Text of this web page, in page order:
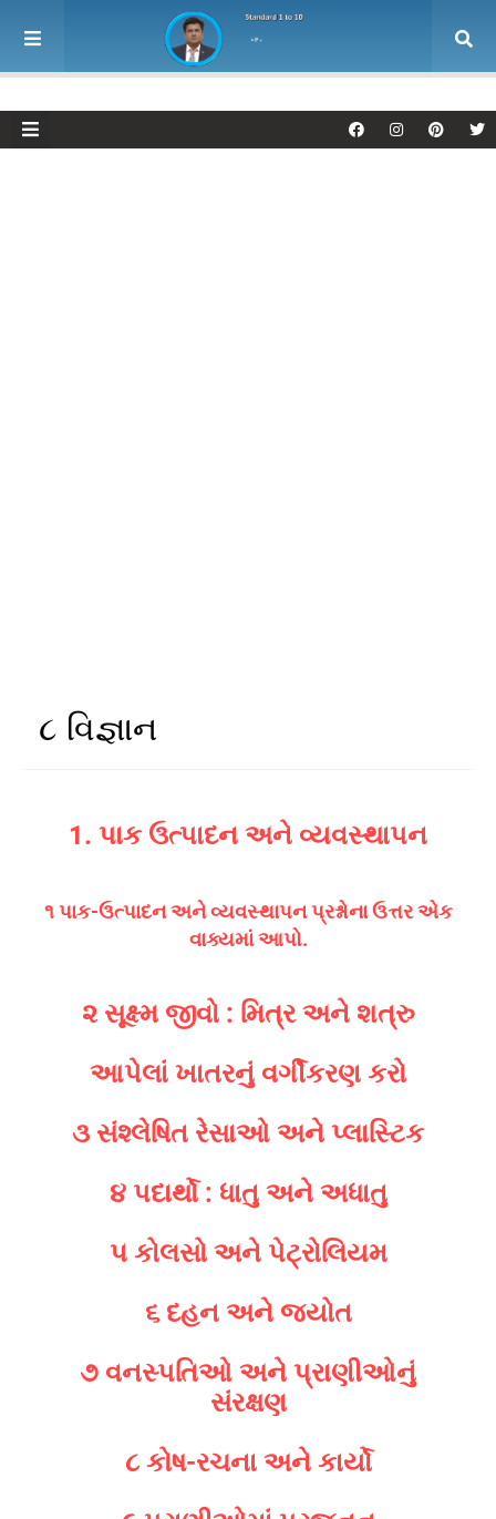
૮ વિજ્ઞાન
1. પાક ઉત્પાદન અને વ્યવસ્થાપન
૧ પાક-ઉત્પાદન અને વ્યવસ્થાપન પ્રશ્નોના ઉત્તર એક
વાક્યમાં આપો.
૨ સૂક્ષ્મ જીવો : મિત્ર અને શત્રુ
આપેલાં ખાતરનું વર્ગીકરણ કરો
૩ સંશ્લેષિત રેસાઓ અને પ્લાસ્ટિક
૪ પદાર્થો : ધાતુ અને અધાતુ
૫ કોલસો અને પેટ્રોલિયમ
૬ દહન અને જ્યોત
૭ વનસ્પતિઓ અને પ્રાણીઓનું
સંરક્ષણ
૮ કોષ-રચના અને કાર્યો